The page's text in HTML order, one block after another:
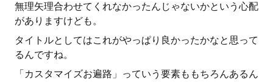
無理矢理合わせてくれなかったんじゃないかという心配
がありますけども。
タイトルとしてはこれがやっぱり良かったかなと思って
るんですね。
「カスタマイズお遍路」っていう要素ももちろんあるん